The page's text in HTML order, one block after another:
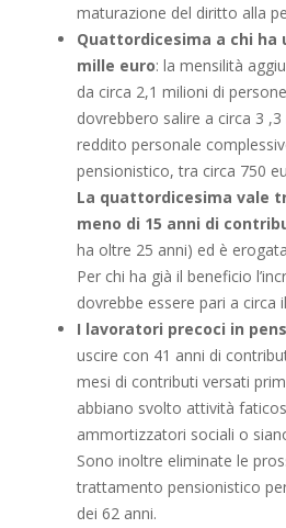
maturazione del diritto alla
Quattordicesima a chi
mille euro: la mensilità
da circa 2,1 milioni di
dovrebbero salire a circa 3
reddito personale
pensionistico, tra circa 750
La quattordicesima vale
meno di 15 anni di
ha oltre 25 anni) ed è
Per chi ha già il beneficio
dovrebbe essere pari a circa
I lavoratori precoci in
uscire con 41 anni di
mesi di contributi versati
abbiano svolto attività
ammortizzatori sociali o
Sono inoltre eliminate le
trattamento pensionistico
dei 62 anni.